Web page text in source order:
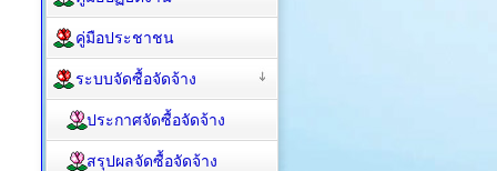
คู่มือประชาชน
ระบบจัดซื้อจัดจ้าง
ประกาศจัดซื้อจัดจ้าง
สรุปผลจัดซื้อจัดจ้าง